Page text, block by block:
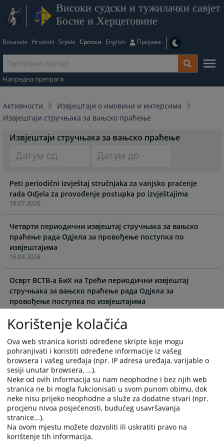
Високи судски и тужилачки савјет
Босне и Херцеговине
Bosanski Hrvatski Srpski Српски English Пријава
Напредна претрага
Активности
Извјештаји о имовини и интерсима
Извјештаји стручњака за вањско праћење
Извјештаји стручњака за вањско праћење
forward
to
interact
with
the
calendar
and
select
a
date.
Press
the
mark
key
to
get
the
keyboard
shortcuts
for
changing
dates.
forward
to
with
the
calendar
a
date.
Press
the
mark
key
to
get
the
keyboard
shortcuts
for
changing
dates.
16.07.2026.
Peti periodični izvještaj stručnjaka za vanjsko praćenje
rada Odjela za provođenje postupka po izvještajima
16.04.2026.
Четврти периодични извјештај стручњака за вањско
праћење рада Одјела за провођење поступка по
извјештајима
05.12.2025.
Осврт ВСТВ-а БиХ на Трећи периодични извјештај
стручњака за вањско праћење рада Одјела за
провођење поступка по извјештајима
05.12.2025.
Трећи периодични извјештај стручњака за вањско
праћење рада Одјела за провођење поступка по
извјештајима
23.10.2025.
Други периодични извјештај стручњака за вањско
праћење рада Одјела за провођење поступка по
извјештајима
Први периодични извјештај стручњака за вањско
Korištenje kolačića
Ova web stranica koristi određene skripte koje mogu
pohranjivati i koristiti određene informacije iz vašeg
browsera i vašeg uređaja (npr. IP adresa uređaja, varijable o
sesiji unutar browsera, ...).
Neke od ovih informacija su nam neophodne i bez njih web
stranica ne bi mogla fukcionisati u svom punom obimu, dok
neke nisu prijeko neophodne a služe za dodatne stvari (npr.
procjenu nivoa posjećenosti, budućeg usavršavanja
stranice...).
Na ovom mjestu možete dozvoliti ili uskratiti pravo na
korištenje tih informacija.